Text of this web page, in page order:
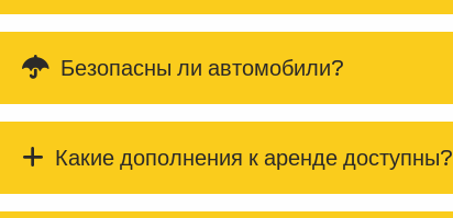
Безопасны ли автомобили?
Какие дополнения к аренде доступны?